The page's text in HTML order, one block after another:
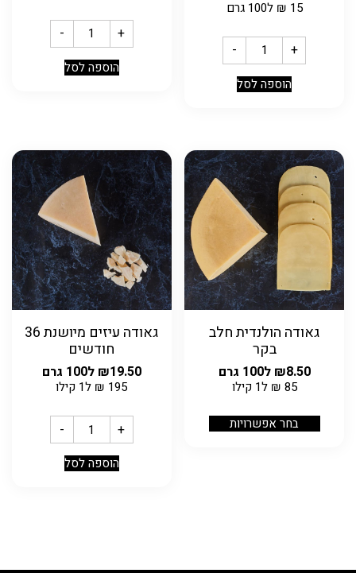
15
₪ ל100 גרם
- +
הוספה לסל
- +
הוספה לסל
גאודה הולנדית חלב
בקר
₪8.50 ל100 גרם
85
₪ ל1 קילו
בחר אפשרויות
גאודה עיזים מיושנת 36
חודשים
₪19.50 ל100 גרם
195
₪ ל1 קילו
- +
הוספה לסל